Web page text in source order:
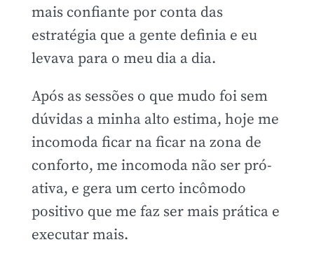
mais confiante por conta das
estratégia que a gente definia e eu
levava para o meu dia a dia.
Após as sessões o que mudo foi sem
dúvidas a minha alto estima, hoje me
incomoda ficar na ficar na zona de
conforto, me incomoda não ser pró-
ativa, e gera um certo incômodo
positivo que me faz ser mais prática e
executar mais.